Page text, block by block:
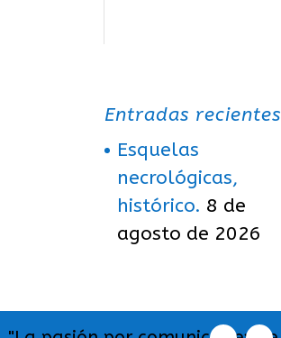
Entradas recientes
Esquelas
necrológicas,
histórico. 8 de
agosto de 2026